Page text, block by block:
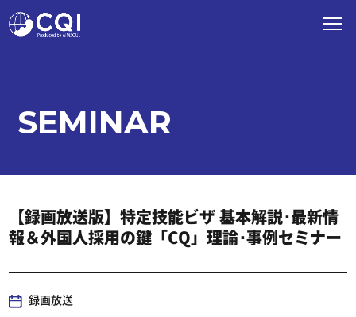
SEMINAR
【録画放送版】特定技能ビザ 基本解説･最新情
報＆外国人採用の鍵「CQ」理論･事例セミナー
録画放送